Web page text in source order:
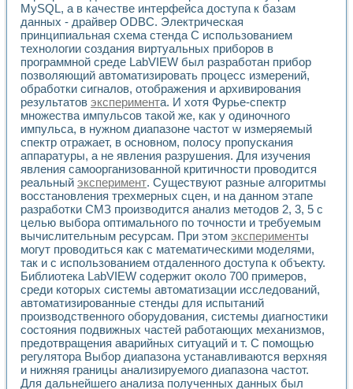
Виртуальная система поддержки принимаемых решений в
Преемственность дисциплин «Моделирование систем» и
Универсальный стенд для исследования электрических
Лабораторные практикумы по информационно-
Виртуальный измеритель частотных характеристик на
Лабораторный практикум по основам теории Коммутации
Разработка виртуальной лабораторной работы
Виртуальные практикумы по электротехнике в среде
Из опыта внедрения в рамках национального проекта
Исследование эффективности решателей
Опыт разработки LabVIEW лабораторных практикумов
Проблемы повышения качества образования и
Развитие LabVIEW лабораторного практикума по
Разработка виртуальной лаборатории по электротехнике
Усовершенствованные алгоритмы частотного анализа
Об опыте работы учебного центра «Технологии
Технологии NI в магистерской программе «Прикладная
Система диагностики двигателей постоянного тока
Автоматизированный стенд формирования
Лабораторный практикум по курсу ИИС на базе
Партнеры
Академические и отраслевые институты
Учебные заведения
Бизнес
Контакты
MySQL, а в качестве интерфейса доступа к базам
данных - драйвер ODBC. Электрическая
принципиальная схема стенда С использованием
технологии создания виртуальных приборов в
программной среде LabVIEW был разработан прибор
позволяющий автоматизировать процесс измерений,
обработки сигналов, отображения и архивирования
результатов эксперимента. И хотя Фурье-спектр
множества импульсов такой же, как у одиночного
импульса, в нужном диапазоне частот w измеряемый
спектр отражает, в основном, полосу пропускания
аппаратуры, а не явления разрушения. Для изучения
явления самоорганизованной критичности проводится
реальный эксперимент. Существуют разные алгоритмы
восстановления трехмерных сцен, и на данном этапе
разработки СМЗ производится анализ методов 2, 3, 5 с
целью выбора оптимального по точности и требуемым
вычислительным ресурсам. При этом эксперименты
могут проводиться как с математическими моделями,
так и с использованием отдаленного доступа к объекту.
Библиотека LabVIEW содержит около 700 примеров,
среди которых системы автоматизации исследований,
автоматизированные стенды для испытаний
производственного оборудования, системы диагностики
состояния подвижных частей работающих механизмов,
предотвращения аварийных ситуаций и т. С помощью
регулятора Выбор диапазона устанавливаются верхняя
и нижняя границы анализируемого диапазона частот.
Для дальнейшего анализа полученных данных был